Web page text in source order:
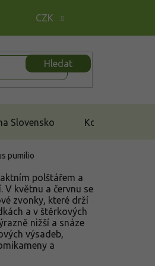
CZK
Hledat
Slovensko Kontakt
pumilio
polštářem a
V květnu a červnu se
zvonky, které drží
a v štěrkových
nižší a snáze
výsadeb,
a